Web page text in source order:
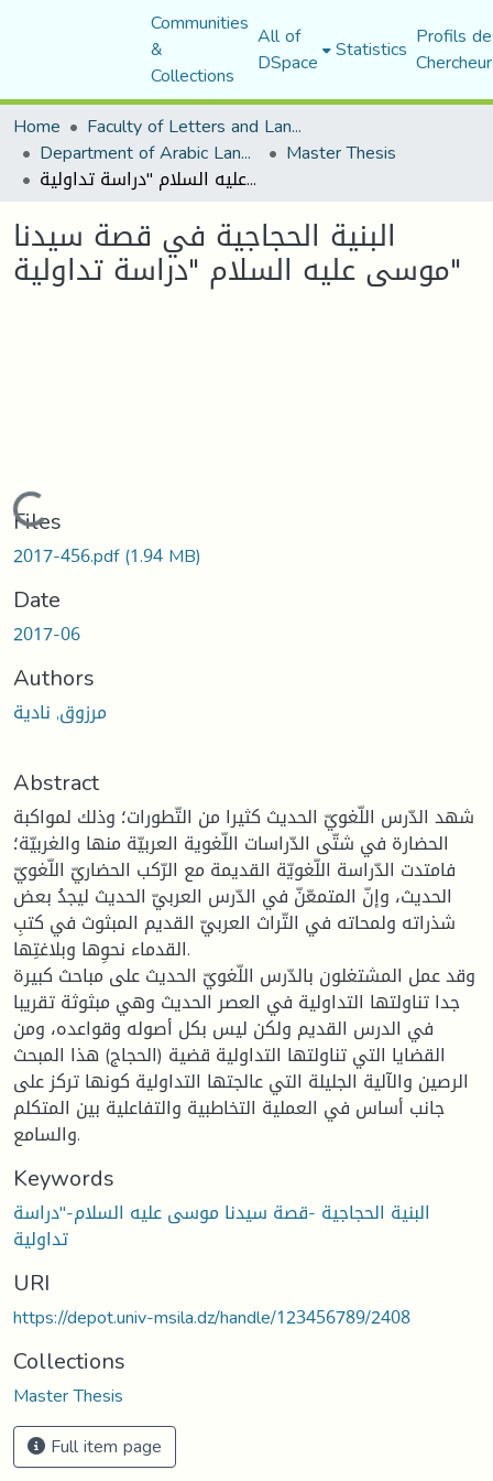
Communities
&
Collections
All of
DSpace Statistics Profils
Home
Faculty of Letters and Languages
Department of Arabic Language and Literature Master Thesis
البنية الحجاجية في قصة سيدنا موسى عليه السلام "دراسة تداولية"
البنية الحجاجية في قصة سيدنا
موسى عليه السلام "دراسة تداولية"
Loading...
Files
2017-456.pdf(1.94 MB)
Date
2017-06
Authors
مرزوق, نادية
Abstract
شهد الدّرس اللّغويّ الحديث كثيرا من التّطورات؛ وذلك لمواكبة
الحضارة في شتّى الدّراسات اللّغوية العربيّة منها والغربيّة؛
فامتدت الدّراسة اللّغويّة القديمة مع الرّكب الحضاريّ اللّغويّ
الحديث، وإنّ المتمعّنّ في الدّرس العربيّ الحديث ليجدُ بعض
شذراته ولمحاته في التّراث العربيّ القديم المبثوث في كتبِ
القدماء نحوِها وبلاغتِها.
وقد عمل المشتغلون بالدّرس اللّغويّ الحديث على مباحث كبيرة
جدا تناولتها التداولية في العصر الحديث وهي مبثوثة تقريبا
في الدرس القديم ولكن ليس بكل أصوله وقواعده، ومن
القضايا التي تناولتها التداولية قضية (الحجاج) هذا المبحث
الرصين والآلية الجليلة التي عالجتها التداولية كونها تركز على
جانب أساس في العملية التخاطبية والتفاعلية بين المتكلم
والسامع.
Keywords
البنية الحجاجية -قصة سيدنا موسى عليه السلام-"دراسة
تداولية
URI
https://depot.univ-msila.dz/handle/123456789/2408
Collections
Master Thesis
Full item page